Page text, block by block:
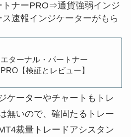
トナーPRO⇒通貨強弱インジ
速報インジケーターがもら
エターナル・パートナー
PRO【検証とレビュー】
ケーターやチャートもトレ
無いので、確固たるトレー
裁量トレードアシスタン